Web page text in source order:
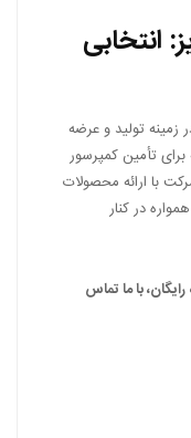
انتخابی
زمینه تولید و عرضه
تأمین کمپرسور
با ارائه محصولات
در کنار
با ما تماس